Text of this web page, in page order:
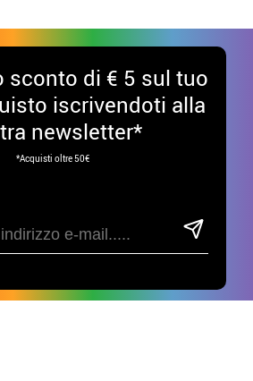
sconto di € 5 sul tuo
iscrivendoti alla
newsletter*
*Acquisti oltre 50€